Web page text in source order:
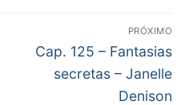
PRÓXIMO
Próximo
post:
Cap. 125 – Fantasias
secretas – Janelle
Denison